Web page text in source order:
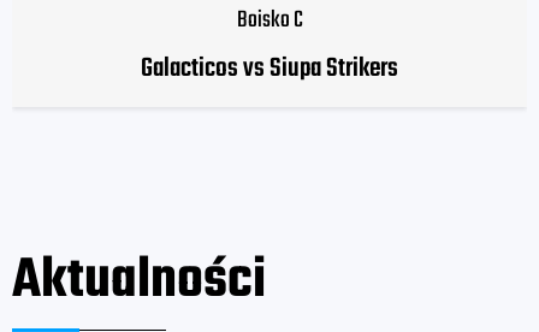
Boisko C
Galacticos vs Siupa Strikers
Aktualności